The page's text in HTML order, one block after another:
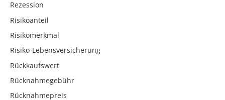
Rezession
Risikoanteil
Risikomerkmal
Risiko-Lebensversicherung
Rückkaufswert
Rücknahmegebühr
Rücknahmepreis